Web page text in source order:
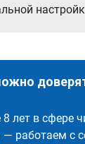
лет в сфере
— работаем с